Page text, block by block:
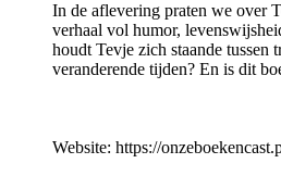
In de aflevering praten we over
verhaal vol humor,
houdt Tevje zich staande tussen
veranderende tijden? En is dit
Website: https://